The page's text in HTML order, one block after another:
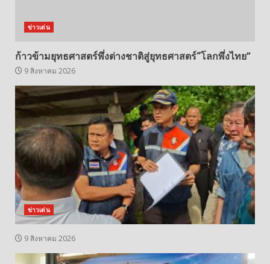
ข่าวเด่น
ก้าวข้ามยุทธศาสตร์พึ่งต่างชาติสู่ยุทธศาสตร์“โลกพึ่งไทย”
9 สิงหาคม 2026
ข่าวเด่น
9 สิงหาคม 2026